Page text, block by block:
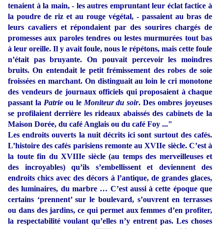
tenaient à la main, - les autres empruntant leur éclat factice à
la poudre de riz et au rouge végétal, - passaient au bras de
leurs cavaliers et répondaient par des sourires chargés de
promesses aux paroles tendres ou lestes murmurées tout bas
à leur oreille. Il y avait foule, nous le répétons, mais cette foule
n’était pas bruyante. On pouvait percevoir les moindres
bruits. On entendait le petit frémissement des robes de soie
froissées en marchant. On distinguait au loin le cri monotone
des vendeurs de journaux officiels qui proposaient à chaque
passant la Patrieou le Moniteur du soir. Des ombres joyeuses
se profilaient derrière les rideaux abaissés des cabinets de la
Maison Dorée, du café Anglais ou du café Foy ..."
Les endroits ouverts la nuit décrits ici sont surtout des cafés.
L’histoire des cafés parisiens remonte au XVIIe siècle. C’est à
la toute fin du XVIIIe siècle (au temps des merveilleuses et
des incroyables) qu’ils s’embellissent et deviennent des
endroits chics avec des décors à l’antique, de grandes glaces,
des luminaires, du marbre … C’est aussi à cette époque que
certains ‘prennent’ sur le boulevard, s’ouvrent en terrasses
ou dans des jardins, ce qui permet aux femmes d’en profiter,
la respectabilité voulant qu’elles n’y entrent pas. Les choses